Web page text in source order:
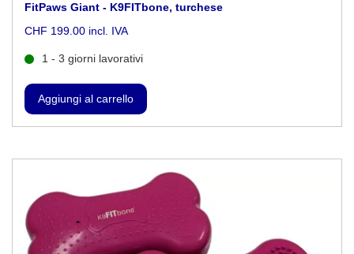
FitPaws Giant - K9FITbone, turchese
CHF 199.00 incl. IVA
1 - 3 giorni lavorativi